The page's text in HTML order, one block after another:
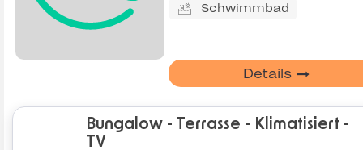
Schwimmbad
Details
Bungalow - Terrasse - Klimatisiert -
TV